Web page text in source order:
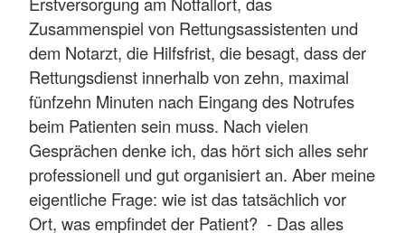
Zusammenspiel von Rettungsassistenten und
dem Notarzt, die Hilfsfrist, die besagt, dass der
Rettungsdienst innerhalb von zehn, maximal
fünfzehn Minuten nach Eingang des Notrufes
beim Patienten sein muss. Nach vielen
Gesprächen denke ich, das hört sich alles sehr
professionell und gut organisiert an. Aber meine
eigentliche Frage: wie ist das tatsächlich vor
Ort, was empfindet der Patient? - Das alles